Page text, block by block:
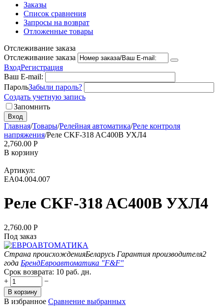
Заказы
Список сравнения
Запросы на возврат
Отложенные товары
Отслеживание заказа
Отслеживание заказа
ВходРегистрация
Ваш E-mail:
ПарольЗабыли пароль?
Создать учетную запись
Запомнить
Вход
Главная/Товары/Релейная автоматика/Реле контроля
напряжения/Реле CKF-318 AC400B УХЛ4
2,760.00 Р
В корзину
Артикул:
EA04.004.007
Реле CKF-318 AC400B УХЛ4
2,760.00 Р
Под заказ
Страна происхожденияБеларусь Гарантия производителя2
года БрендЕвроавтоматика "F&F"
Срок возврата: 10 раб. дн.
+
−
В корзину
В избранное Сравнение выбранных